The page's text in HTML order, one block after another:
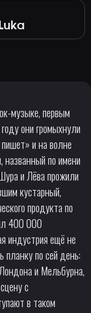
музыке, первым
они громыхнули
и на волне
по имени
и Лёва прожили
кустарный,
продукта по
400 000
индустрия ещё не
по сей день:
и Мельбурна,
с
в таком